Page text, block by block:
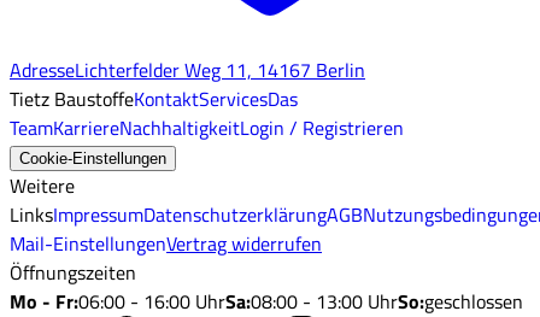
AdresseLichterfelder Weg 11, 14167 Berlin
Tietz BaustoffeKontaktServicesDas
TeamKarriereNachhaltigkeitLogin / Registrieren
Cookie-Einstellungen
Weitere
LinksImpressumDatenschutzerklärungAGB
Mail-EinstellungenVertrag widerrufen
Öffnungszeiten
Mo - Fr:06:00 - 16:00 UhrSa:08:00 - 13:00 UhrSo:geschlossen